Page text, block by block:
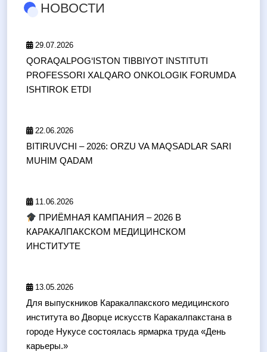
НОВОСТИ
29.07.2026
QORAQALPOG‘ISTON TIBBIYOT INSTITUTI
PROFESSORI XALQARO ONKOLOGIK FORUMDA
ISHTIROK ETDI
22.06.2026
BITIRUVCHI – 2026: ORZU VA MAQSADLAR SARI
MUHIM QADAM
11.06.2026
ПРИЁМНАЯ КАМПАНИЯ – 2026 В
КАРАКАЛПАКСКОМ МЕДИЦИНСКОМ
ИНСТИТУТЕ
13.05.2026
Для выпускников Каракалпакского медицинского
института во Дворце искусств Каракалпакстана в
городе Нукусе состоялась ярмарка труда «День
карьеры.»